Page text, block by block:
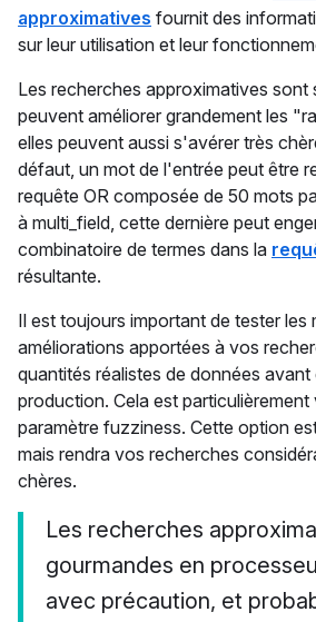
approximatives fournit des
sur leur utilisation et leur
Les recherches approximatives sont
peuvent améliorer grandement les
elles peuvent aussi s'avérer très
défaut, un mot de l'entrée peut être
requête OR composée de 50 mots
à multi_field, cette dernière peut
combinatoire de termes dans la
résultante.
Il est toujours important de tester les
améliorations apportées à vos
quantités réalistes de données
production. Cela est
paramètre fuzziness. Cette option
mais rendra vos recherches
chères.
Les recherches
gourmandes en
avec précaution, et